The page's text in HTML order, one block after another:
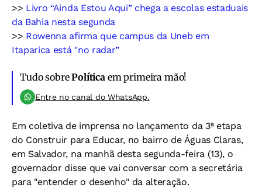
>> Livro “Ainda Estou Aqui” chega a escolas estaduais
da Bahia nesta segunda
>> Rowenna afirma que campus da Uneb em
Itaparica está "no radar”
Tudo sobrePolítica em primeira mão!
Entre no canal do WhatsApp.
Em coletiva de imprensa no lançamento da 3ª etapa
do Construir para Educar, no bairro de Águas Claras,
em Salvador, na manhã desta segunda-feira (13), o
governador disse que vai conversar com a secretária
para "entender o desenho" da alteração.